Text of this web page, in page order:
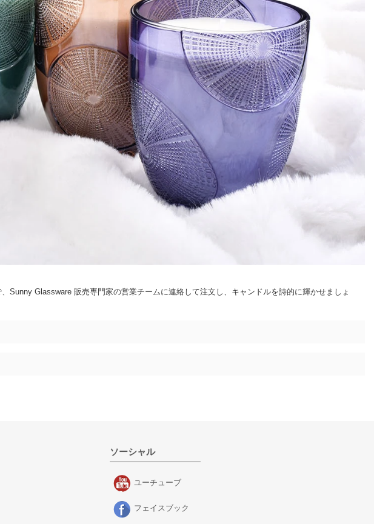
Glassware 販売専門家の営業チームに連絡して注文し、キャンドルを詩的に輝かせましょ
ソーシャル
ユーチューブ
フェイスブック